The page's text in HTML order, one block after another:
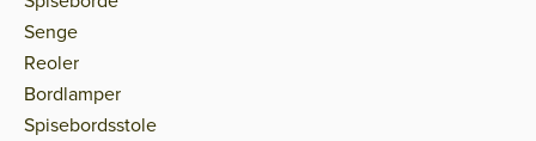
Senge
Reoler
Bordlamper
Spisebordsstole